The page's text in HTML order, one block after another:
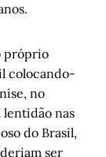
III
e
próprio
colocando-
no
lentidão nas
do Brasil,
ser